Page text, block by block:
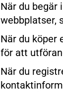
När du begär
webbplatser,
När du köper
för att
När du